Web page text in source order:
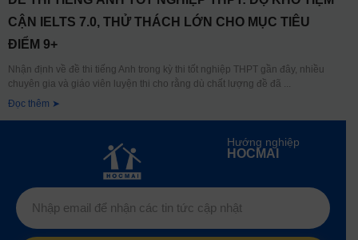
CẬN IELTS 7.0, THỬ THÁCH LỚN CHO MỤC TIÊU
ĐIỂM 9+
Nhận định về đề thi tiếng Anh trong kỳ thi tốt nghiệp THPT gần đây, nhiều
chuyên gia và giáo viên luyện thi cho rằng dù chất lượng đề đã
Đọc thêm ➤
Hướng nghiệp
HOCMAI